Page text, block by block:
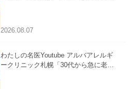
ました。
2026.08.07
わたしの名医Youtube アルバアレルギ
ークリニック札幌「30代から急に老け